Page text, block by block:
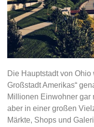
Die Hauptstadt von
Großstadt Amerikas“
Millionen Einwohner gar
aber in einer großen
Märkte, Shops und